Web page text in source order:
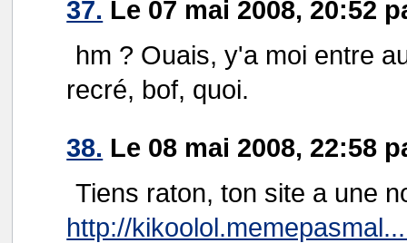
37. Le 07 mai 2008, 20:52
hm ? Ouais, y'a moi entre
recré, bof, quoi.
38. Le 08 mai 2008, 22:58
Tiens raton, ton site a une
http://